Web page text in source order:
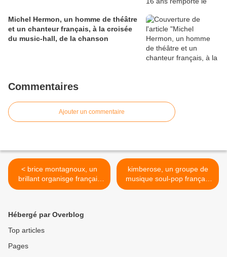
Michel Hermon, un homme de théâtre
et un chanteur français, à la croisée
du music-hall, de la chanson
Commentaires
Ajouter un commentaire
< brice montagnoux, un
brillant organisge français
lauréat du concours
kimberose, un groupe de
musique soul-pop français
créé en 2015 avec kimberly
Hébergé par Overblog
Top articles
Pages